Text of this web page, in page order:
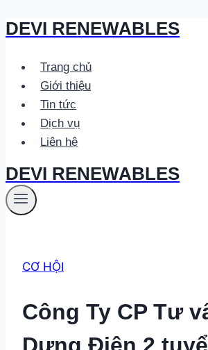
Skip
content
DEVI RENEWABLES
Trang chủ
Giới thiệu
Tin tức
Dịch vụ
Liên hệ
DEVI RENEWABLES
CƠ HỘI
Công Ty CP Tư
Dựng Điện 2